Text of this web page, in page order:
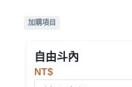
加購項目
自由斗內
NT$